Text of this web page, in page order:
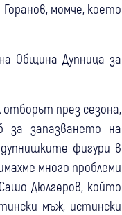
момче, което
Община Дупница за
през сезона,
запазването на
фигури в
много проблеми
Дюлгеров, който
мъж, истински